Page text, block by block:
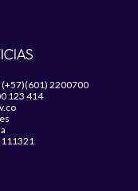
(+57)(601) 2200700
123 414
111321